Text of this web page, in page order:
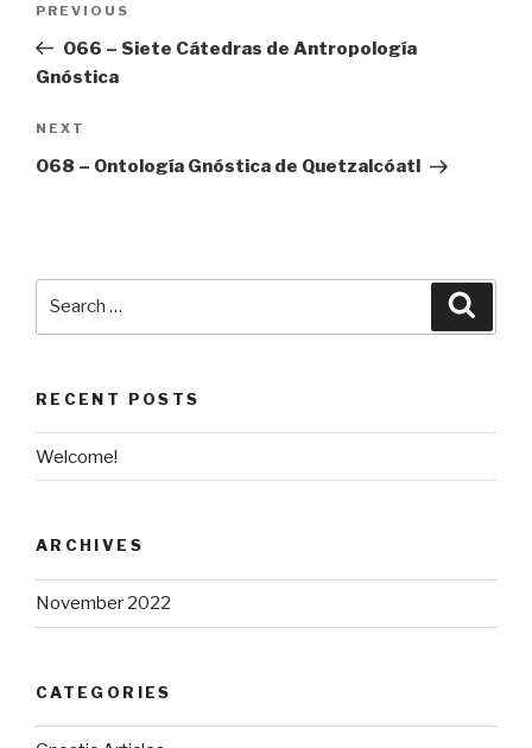
Previous
Post
PREVIOUS
066 – Siete Cátedras de Antropología
Gnóstica
Next
Post
NEXT
068 – Ontología Gnóstica de Quetzalcóatl
RECENT POSTS
Welcome!
ARCHIVES
November 2022
CATEGORIES